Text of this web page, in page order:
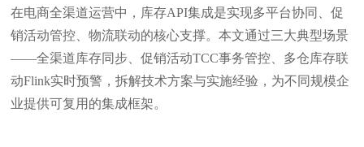
在电商全渠道运营中，库存API集成是实现多平台协同、促
销活动管控、物流联动的核心支撑。本文通过三大典型场景
——全渠道库存同步、促销活动TCC事务管控、多仓库存联
动Flink实时预警，拆解技术方案与实施经验，为不同规模企
业提供可复用的集成框架。